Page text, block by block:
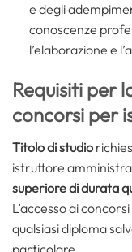
e degli
conoscenze
l’elaborazione e
Requisiti per
concorsi per
Titolo di studio
istruttore
superiore di durata
L’accesso ai
qualsiasi diploma
particolare.